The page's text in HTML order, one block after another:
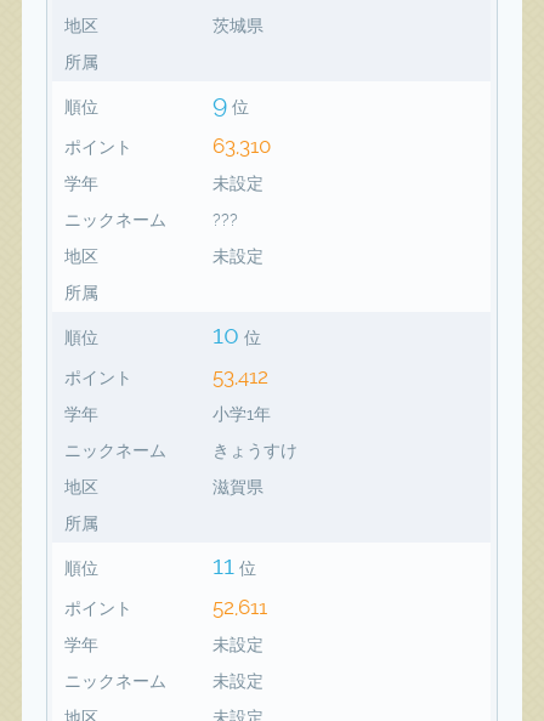
地区
茨城県
所属
順位 9 位
ポイント 63,310
学年
未設定
ニックネーム
???
地区
未設定
所属
順位 10 位
ポイント 53,412
学年
小学1年
ニックネーム
きょうすけ
地区
滋賀県
所属
順位 11 位
ポイント 52,611
学年
未設定
ニックネーム
未設定
地区
未設定